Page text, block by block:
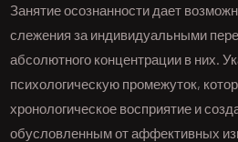
Занятие осознанности дает
слежения за индивидуальными
абсолютного концентрации в них.
психологическую промежуток,
хронологическое восприятие и
обусловленным от аффективных